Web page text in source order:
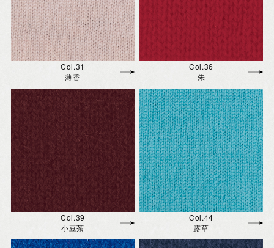
Col.31
薄香
Col.36
朱
Col.39
小豆茶
Col.44
露草